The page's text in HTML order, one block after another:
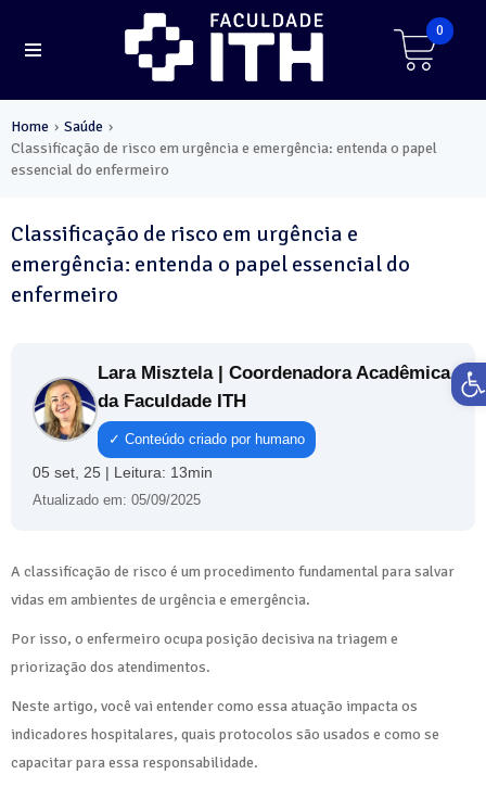
0
Home › Saúde ›
Classificação de risco em urgência e emergência: entenda o papel
essencial do enfermeiro
Classificação de risco em urgência e
emergência: entenda o papel essencial do
enfermeiro
Lara Misztela | Coordenadora Acadêmica
da Faculdade ITH
✓ Conteúdo criado por humano
05 set, 25 | Leitura: 13min
Atualizado em: 05/09/2025
A classificação de risco é um procedimento fundamental para salvar
vidas em ambientes de urgência e emergência.
Por isso, o enfermeiro ocupa posição decisiva na triagem e
priorização dos atendimentos.
Neste artigo, você vai entender como essa atuação impacta os
indicadores hospitalares, quais protocolos são usados e como se
capacitar para essa responsabilidade.